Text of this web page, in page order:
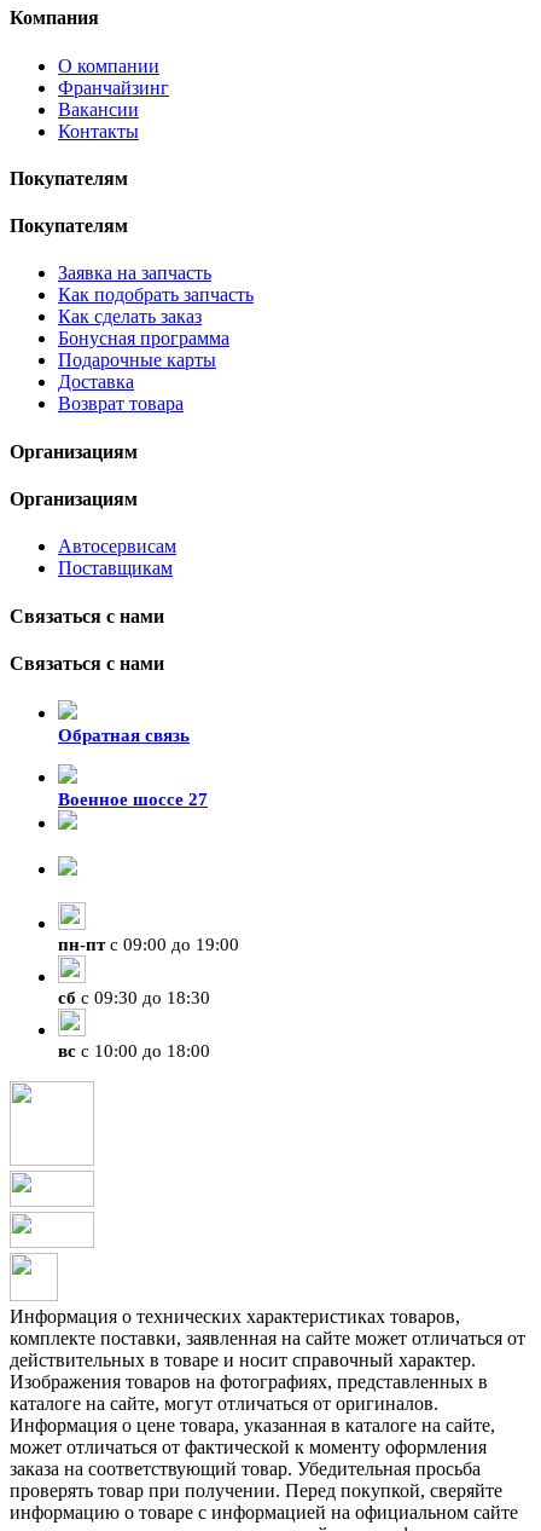
Компания
О компании
Франчайзинг
Вакансии
Контакты
Покупателям
Покупателям
Заявка на запчасть
Как подобрать запчасть
Как сделать заказ
Бонусная программа
Подарочные карты
Доставка
Возврат товара
Организациям
Организациям
Автосервисам
Поставщикам
Связаться с нами
Связаться с нами
Обратная связь
Военное шоссе 27
пн-птс 09:00 до 19:00
сб с 09:30 до 18:30
вс с 10:00 до 18:00
Информация о технических характеристиках товаров,
комплекте поставки, заявленная на сайте может отличаться от
действительных в товаре и носит справочный характер.
Изображения товаров на фотографиях, представленных в
каталоге на сайте, могут отличаться от оригиналов.
Информация о цене товара, указанная в каталоге на сайте,
может отличаться от фактической к моменту оформления
заказа на соответствующий товар. Убедительная просьба
проверять товар при получении. Перед покупкой, сверяйте
информацию о товаре с информацией на официальном сайте